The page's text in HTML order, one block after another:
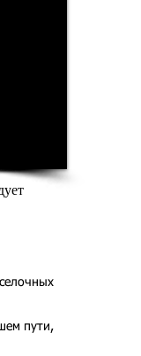
пути,